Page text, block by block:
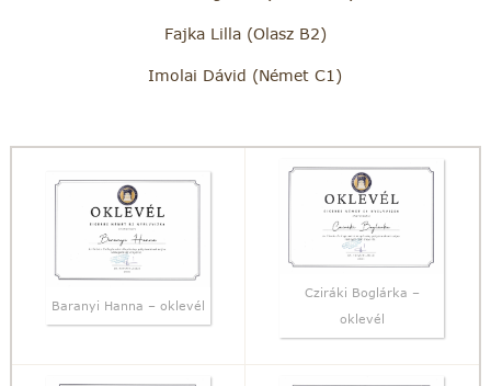
Fajka Lilla (Olasz B2)
Imolai Dávid (Német C1)
Baranyi Hanna – oklevél
Cziráki Boglárka –
oklevél